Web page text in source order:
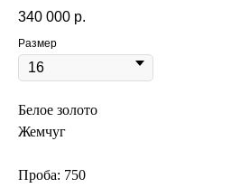
340 000 р.
Размер
Белое золото
Жемчуг
Проба: 750